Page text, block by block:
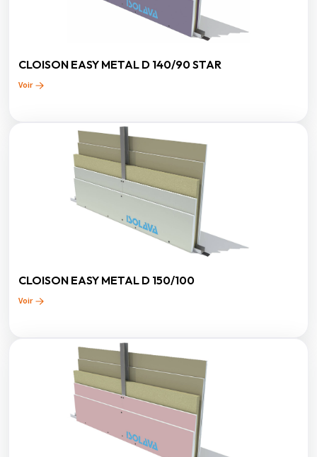
CLOISON EASY METAL D 140/90 STAR
Voir
CLOISON EASY METAL D 150/100
Voir